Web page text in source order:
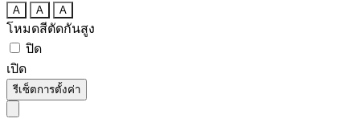
A A A
โหมดสีตัดกันสูง
ปิด
เปิด
รีเซ็ตการตั้งค่า